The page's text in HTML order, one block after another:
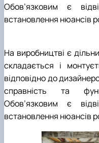
Обов’язковим є
встановлення нюансів
На виробництві є
складається і
відповідно до
справність та
Обов’язковим є
встановлення нюансів